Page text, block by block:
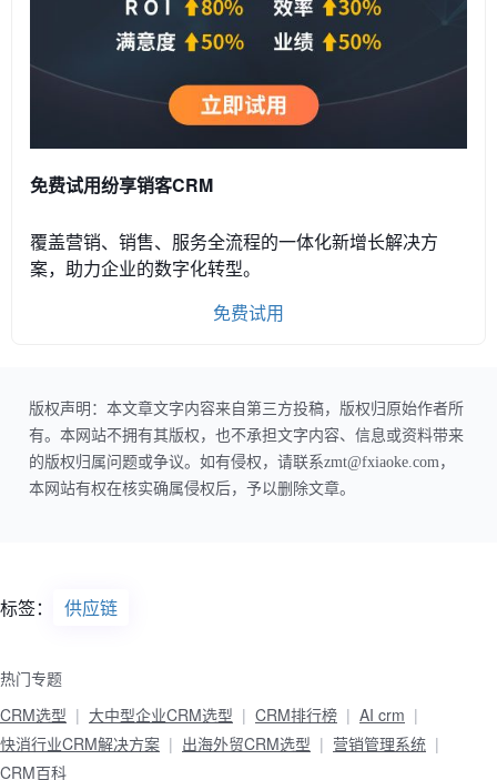
免费试用纷享销客CRM
覆盖营销、销售、服务全流程的一体化新增长解决方
案，助力企业的数字化转型。
免费试用
版权声明：本文章文字内容来自第三方投稿，版权归原始作者所
有。本网站不拥有其版权，也不承担文字内容、信息或资料带来
的版权归属问题或争议。如有侵权，请联系zmt@fxiaoke.com，
本网站有权在核实确属侵权后，予以删除文章。
标签： 供应链
热门专题
CRM选型
大中型企业CRM选型 CRM排行榜
AI crm
快消行业CRM解决方案
出海外贸CRM选型
营销管理系统
CRM百科